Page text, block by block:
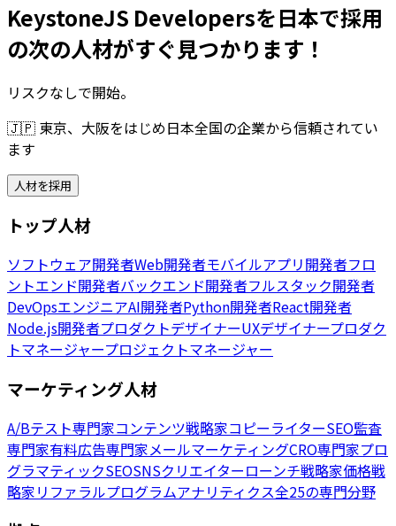
KeystoneJS Developersを日本で採用
の次の人材がすぐ見つかります！
リスクなしで開始。
🇯🇵 東京、大阪をはじめ日本全国の企業から信頼されてい
ます
人材を採用
トップ人材
ソフトウェア開発者Web開発者モバイルアプリ開発者フロ
ントエンド開発者バックエンド開発者フルスタック開発者
DevOpsエンジニアAI開発者Python開発者React開発者
Node.js開発者プロダクトデザイナーUXデザイナープロダク
トマネージャープロジェクトマネージャー
マーケティング人材
A/Bテスト専門家コンテンツ戦略家コピーライターSEO監査
専門家有料広告専門家メールマーケティングCRO専門家プロ
グラマティックSEOSNSクリエイターローンチ戦略家価格戦
略家リファラルプログラムアナリティクス全25の専門分野